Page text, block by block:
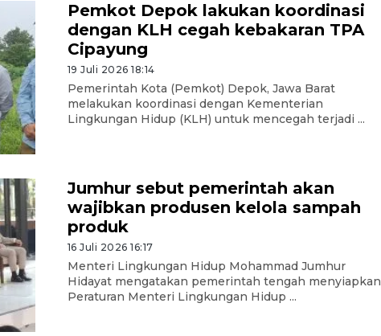
Pemkot Depok lakukan koordinasi
dengan KLH cegah kebakaran TPA
Cipayung
19 Juli 2026 18:14
Pemerintah Kota (Pemkot) Depok, Jawa Barat
melakukan koordinasi dengan Kementerian
Lingkungan Hidup (KLH) untuk mencegah terjadi ...
Jumhur sebut pemerintah akan
wajibkan produsen kelola sampah
produk
16 Juli 2026 16:17
Menteri Lingkungan Hidup Mohammad Jumhur
Hidayat mengatakan pemerintah tengah menyiapkan
Peraturan Menteri Lingkungan Hidup ...